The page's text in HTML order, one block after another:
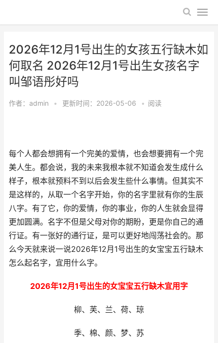
2026年12月1号出生的女孩五行缺木如
何取名 2026年12月1号出生女孩名字
叫邹语彤好吗
作者： admin • 更新时间：2026-05-06 • 阅读
每个人都会想拥有一个完美的爱情，也会想要拥有一个完
美人生。都会说，我的未来我根本就不知道会发生成什么
样子，根本就预料不到以后会发生些什么事情。但其实不
是这样的，从取一个名字开始，你的名字里就有你的生辰
八字。有了它，你的爱情，你的事业，你的人生就会显得
更加圆满。名字不但是父母对你的期盼，更是你自己的通
行证。有一张好的通行证，是可以更好地闯荡社会的。那
么今天就来说一说2026年12月1号出生的女宝宝五行缺木
怎么起名字，宜用什么字。
2026年12月1号出生的女宝宝五行缺木宜用字
柳、芙、兰、荷、琼
季、棉、颜、梦、苏